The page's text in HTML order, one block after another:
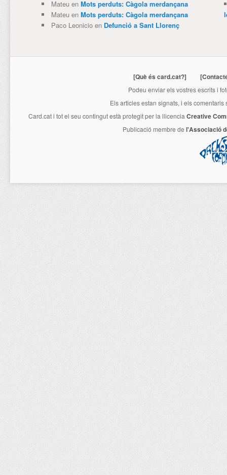
Mateuen Mots perduts: Càgola merdançana
Mateuen Mots perduts: Càgola merdançana
Paco Leonicioen Defunció a Sant Llorenç
[Què és card.cat?]
Podeu enviar els vostres escrits i
Els articles estan signats, i els
Card.cati tot el seu contingut està protegit per la llicenciaCreative
Publicació membre de l'Associació